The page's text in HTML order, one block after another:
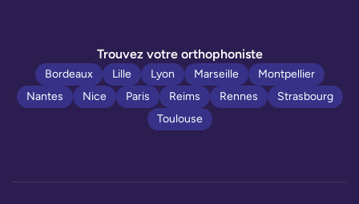
Trouvez votre orthophoniste
Bordeaux Lille Lyon Marseille
Montpellier
Nantes
Nice Paris Reims Rennes
Strasbourg
Toulouse